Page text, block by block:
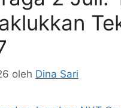
oleh Dina Sari